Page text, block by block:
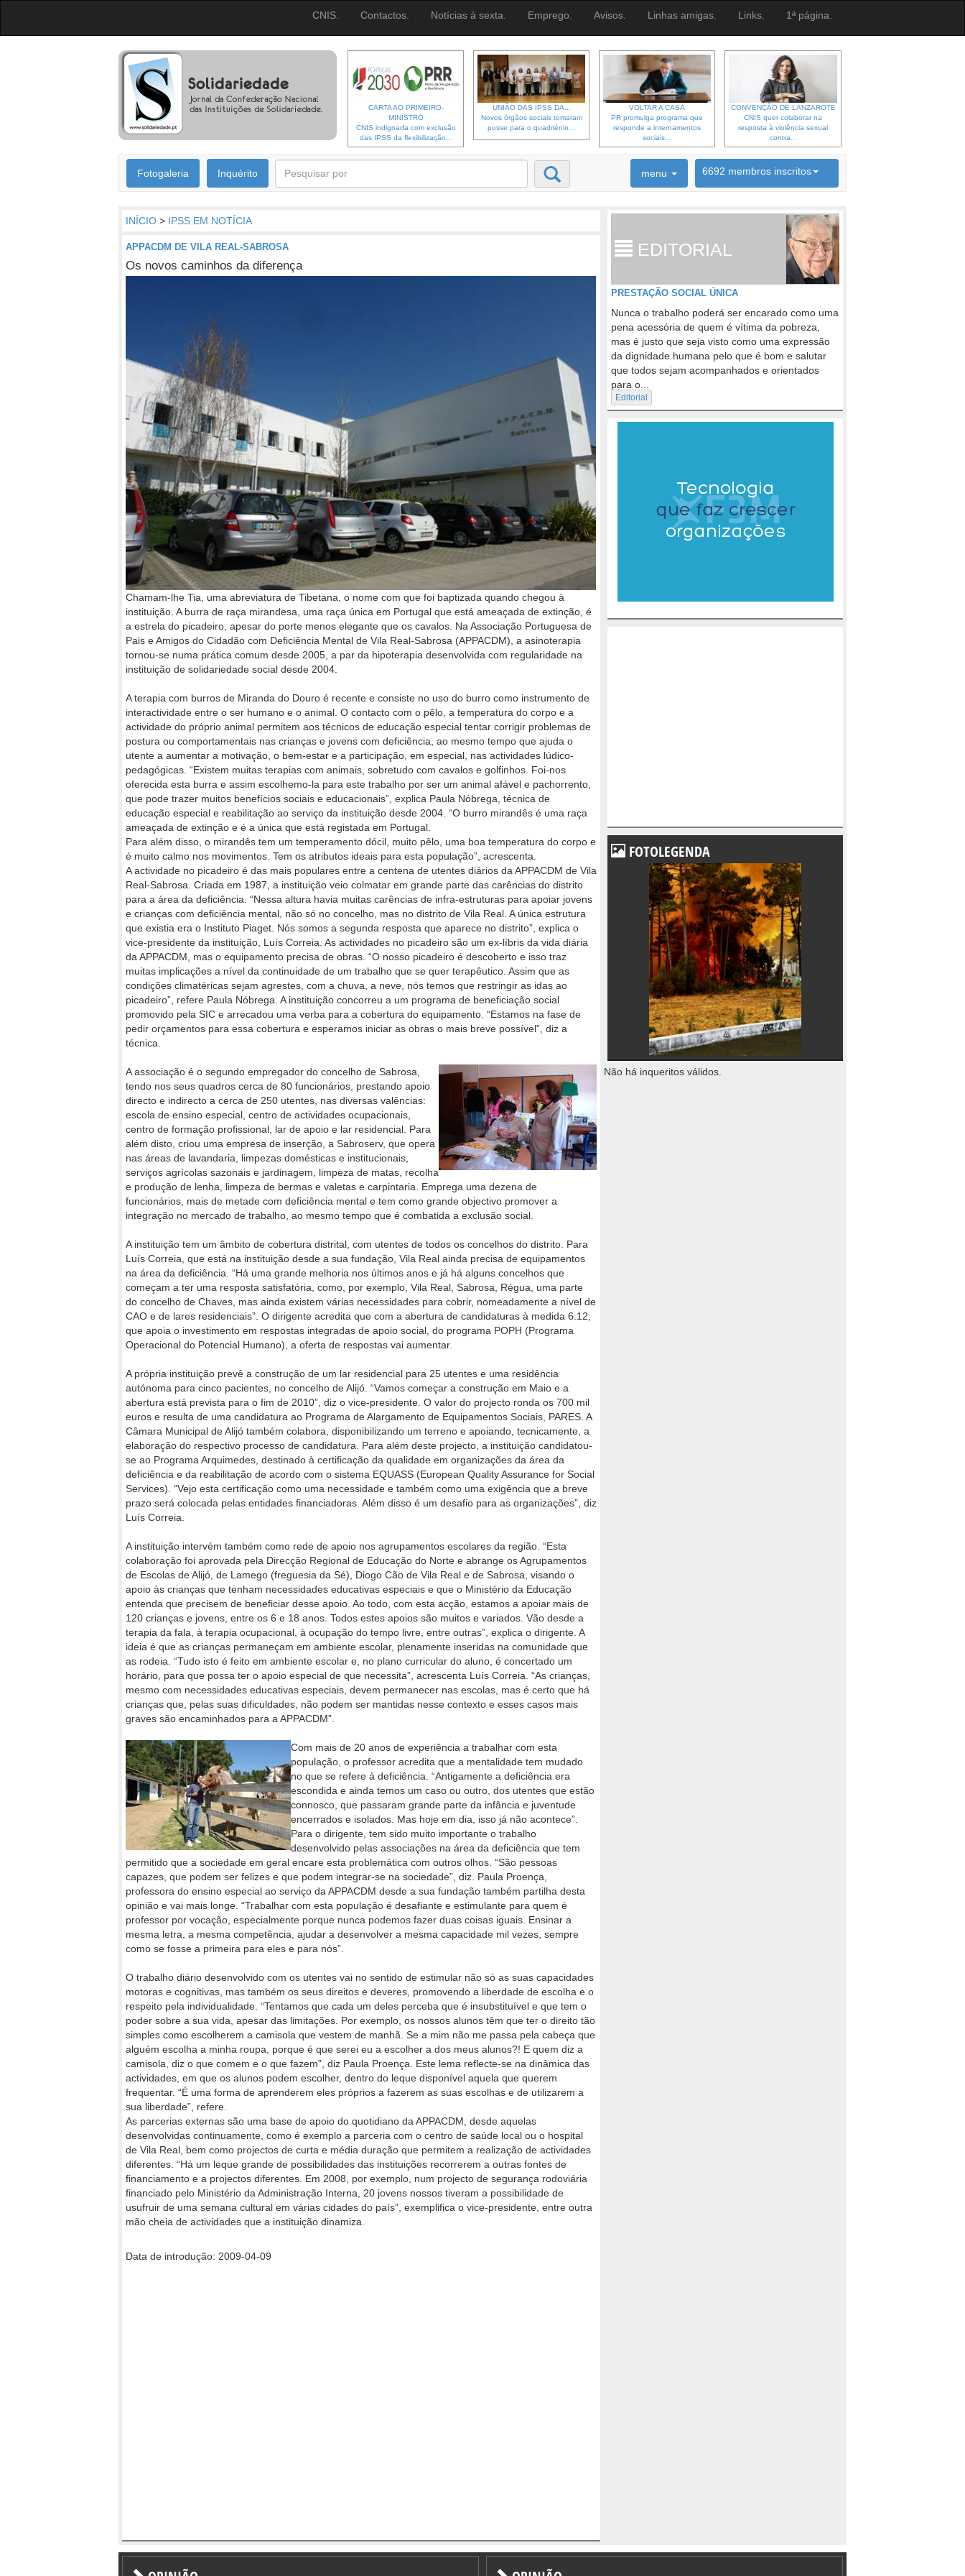
CNIS. Contactos. Notícias à sexta. Emprego. Avisos. Linhas amigas. Links. 1ª página.
CARTA AO PRIMEIRO-
MINISTRO
CNIS indignada com exclusão
das IPSS da flexibilização...
UNIÃO DAS IPSS DA...
Novos órgãos sociais tomaram
posse para o quadriénio...
VOLTAR A CASA
PR promulga programa que
responde a internamentos
sociais...
CONVENÇÃO DE LANZAROTE
CNIS quer colaborar na
resposta à violência sexual
contra...
Fotogaleria Inquérito menu 6692 membros inscritos
INÍCIO > IPSS EM NOTÍCIA
APPACDM DE VILA REAL-SABROSA
Os novos caminhos da diferença
Chamam-lhe Tia, uma abreviatura de Tibetana, o nome com que foi baptizada quando chegou à
instituição. A burra de raça mirandesa, uma raça única em Portugal que está ameaçada de extinção, é
a estrela do picadeiro, apesar do porte menos elegante que os cavalos. Na Associação Portuguesa de
Pais e Amigos do Cidadão com Deficiência Mental de Vila Real-Sabrosa (APPACDM), a asinoterapia
tornou-se numa prática comum desde 2005, a par da hipoterapia desenvolvida com regularidade na
instituição de solidariedade social desde 2004.
A terapia com burros de Miranda do Douro é recente e consiste no uso do burro como instrumento de
interactividade entre o ser humano e o animal. O contacto com o pêlo, a temperatura do corpo e a
actividade do próprio animal permitem aos técnicos de educação especial tentar corrigir problemas de
postura ou comportamentais nas crianças e jovens com deficiência, ao mesmo tempo que ajuda o
utente a aumentar a motivação, o bem-estar e a participação, em especial, nas actividades lúdico-
pedagógicas. “Existem muitas terapias com animais, sobretudo com cavalos e golfinhos. Foi-nos
oferecida esta burra e assim escolhemo-la para este trabalho por ser um animal afável e pachorrento,
que pode trazer muitos benefícios sociais e educacionais”, explica Paula Nóbrega, técnica de
educação especial e reabilitação ao serviço da instituição desde 2004. “O burro mirandês é uma raça
ameaçada de extinção e é a única que está registada em Portugal.
Para além disso, o mirandês tem um temperamento dócil, muito pêlo, uma boa temperatura do corpo e
é muito calmo nos movimentos. Tem os atributos ideais para esta população”, acrescenta.
A actividade no picadeiro é das mais populares entre a centena de utentes diários da APPACDM de Vila
Real-Sabrosa. Criada em 1987, a instituição veio colmatar em grande parte das carências do distrito
para a área da deficiência. “Nessa altura havia muitas carências de infra-estruturas para apoiar jovens
e crianças com deficiência mental, não só no concelho, mas no distrito de Vila Real. A única estrutura
que existia era o Instituto Piaget. Nós somos a segunda resposta que aparece no distrito”, explica o
vice-presidente da instituição, Luís Correia. As actividades no picadeiro são um ex-líbris da vida diária
da APPACDM, mas o equipamento precisa de obras. “O nosso picadeiro é descoberto e isso traz
muitas implicações a nível da continuidade de um trabalho que se quer terapêutico. Assim que as
condições climatéricas sejam agrestes, com a chuva, a neve, nós temos que restringir as idas ao
picadeiro”, refere Paula Nóbrega. A instituição concorreu a um programa de beneficiação social
promovido pela SIC e arrecadou uma verba para a cobertura do equipamento. “Estamos na fase de
pedir orçamentos para essa cobertura e esperamos iniciar as obras o mais breve possível”, diz a
técnica.
A associação é o segundo empregador do concelho de Sabrosa,
tendo nos seus quadros cerca de 80 funcionários, prestando apoio
directo e indirecto a cerca de 250 utentes, nas diversas valências:
escola de ensino especial, centro de actividades ocupacionais,
centro de formação profissional, lar de apoio e lar residencial. Para
além disto, criou uma empresa de inserção, a Sabroserv, que opera
nas áreas de lavandaria, limpezas domésticas e institucionais,
serviços agrícolas sazonais e jardinagem, limpeza de matas, recolha
e produção de lenha, limpeza de bermas e valetas e carpintaria. Emprega uma dezena de
funcionários, mais de metade com deficiência mental e tem como grande objectivo promover a
integração no mercado de trabalho, ao mesmo tempo que é combatida a exclusão social.
A instituição tem um âmbito de cobertura distrital, com utentes de todos os concelhos do distrito. Para
Luís Correia, que está na instituição desde a sua fundação, Vila Real ainda precisa de equipamentos
na área da deficiência. “Há uma grande melhoria nos últimos anos e já há alguns concelhos que
começam a ter uma resposta satisfatória, como, por exemplo, Vila Real, Sabrosa, Régua, uma parte
do concelho de Chaves, mas ainda existem várias necessidades para cobrir, nomeadamente a nível de
CAO e de lares residenciais”. O dirigente acredita que com a abertura de candidaturas à medida 6.12,
que apoia o investimento em respostas integradas de apoio social, do programa POPH (Programa
Operacional do Potencial Humano), a oferta de respostas vai aumentar.
A própria instituição prevê a construção de um lar residencial para 25 utentes e uma residência
autónoma para cinco pacientes, no concelho de Alijó. “Vamos começar a construção em Maio e a
abertura está prevista para o fim de 2010”, diz o vice-presidente. O valor do projecto ronda os 700 mil
euros e resulta de uma candidatura ao Programa de Alargamento de Equipamentos Sociais, PARES. A
Câmara Municipal de Alijó também colabora, disponibilizando um terreno e apoiando, tecnicamente, a
elaboração do respectivo processo de candidatura. Para além deste projecto, a instituição candidatou-
se ao Programa Arquimedes, destinado à certificação da qualidade em organizações da área da
deficiência e da reabilitação de acordo com o sistema EQUASS (European Quality Assurance for Social
Services). “Vejo esta certificação como uma necessidade e também como uma exigência que a breve
prazo será colocada pelas entidades financiadoras. Além disso é um desafio para as organizações”, diz
Luís Correia.
A instituição intervém também como rede de apoio nos agrupamentos escolares da região. “Esta
colaboração foi aprovada pela Direcção Regional de Educação do Norte e abrange os Agrupamentos
de Escolas de Alijó, de Lamego (freguesia da Sé), Diogo Cão de Vila Real e de Sabrosa, visando o
apoio às crianças que tenham necessidades educativas especiais e que o Ministério da Educação
entenda que precisem de beneficiar desse apoio. Ao todo, com esta acção, estamos a apoiar mais de
120 crianças e jovens, entre os 6 e 18 anos. Todos estes apoios são muitos e variados. Vão desde a
terapia da fala, à terapia ocupacional, à ocupação do tempo livre, entre outras”, explica o dirigente. A
ideia é que as crianças permaneçam em ambiente escolar, plenamente inseridas na comunidade que
as rodeia. “Tudo isto é feito em ambiente escolar e, no plano curricular do aluno, é concertado um
horário, para que possa ter o apoio especial de que necessita”, acrescenta Luís Correia. “As crianças,
mesmo com necessidades educativas especiais, devem permanecer nas escolas, mas é certo que há
crianças que, pelas suas dificuldades, não podem ser mantidas nesse contexto e esses casos mais
graves são encaminhados para a APPACDM”.
Com mais de 20 anos de experiência a trabalhar com esta
população, o professor acredita que a mentalidade tem mudado
no que se refere à deficiência. “Antigamente a deficiência era
escondida e ainda temos um caso ou outro, dos utentes que estão
connosco, que passaram grande parte da infância e juventude
encerrados e isolados. Mas hoje em dia, isso já não acontece”.
Para o dirigente, tem sido muito importante o trabalho
desenvolvido pelas associações na área da deficiência que tem
permitido que a sociedade em geral encare esta problemática com outros olhos. “São pessoas
capazes, que podem ser felizes e que podem integrar-se na sociedade”, diz. Paula Proença,
professora do ensino especial ao serviço da APPACDM desde a sua fundação também partilha desta
opinião e vai mais longe. “Trabalhar com esta população é desafiante e estimulante para quem é
professor por vocação, especialmente porque nunca podemos fazer duas coisas iguais. Ensinar a
mesma letra, a mesma competência, ajudar a desenvolver a mesma capacidade mil vezes, sempre
como se fosse a primeira para eles e para nós”.
O trabalho diário desenvolvido com os utentes vai no sentido de estimular não só as suas capacidades
motoras e cognitivas, mas também os seus direitos e deveres, promovendo a liberdade de escolha e o
respeito pela individualidade. “Tentamos que cada um deles perceba que é insubstituível e que tem o
poder sobre a sua vida, apesar das limitações. Por exemplo, os nossos alunos têm que ter o direito tão
simples como escolherem a camisola que vestem de manhã. Se a mim não me passa pela cabeça que
alguém escolha a minha roupa, porque é que serei eu a escolher a dos meus alunos?! E quem diz a
camisola, diz o que comem e o que fazem”, diz Paula Proença. Este lema reflecte-se na dinâmica das
actividades, em que os alunos podem escolher, dentro do leque disponível aquela que querem
frequentar. “É uma forma de aprenderem eles próprios a fazerem as suas escolhas e de utilizarem a
sua liberdade”, refere.
As parcerias externas são uma base de apoio do quotidiano da APPACDM, desde aquelas
desenvolvidas continuamente, como é exemplo a parceria com o centro de saúde local ou o hospital
de Vila Real, bem como projectos de curta e média duração que permitem a realização de actividades
diferentes. “Há um leque grande de possibilidades das instituições recorrerem a outras fontes de
financiamento e a projectos diferentes. Em 2008, por exemplo, num projecto de segurança rodoviária
financiado pelo Ministério da Administração Interna, 20 jovens nossos tiveram a possibilidade de
usufruir de uma semana cultural em várias cidades do país”, exemplifica o vice-presidente, entre outra
mão cheia de actividades que a instituição dinamiza.
Data de introdução: 2009-04-09
EDITORIAL
PRESTAÇÃO SOCIAL ÚNICA
Nunca o trabalho poderá ser encarado como uma
pena acessória de quem é vítima da pobreza,
mas é justo que seja visto como uma expressão
da dignidade humana pelo que é bom e salutar
que todos sejam acompanhados e orientados
para o...
Editorial
FOTOLEGENDA
Não há inqueritos válidos.